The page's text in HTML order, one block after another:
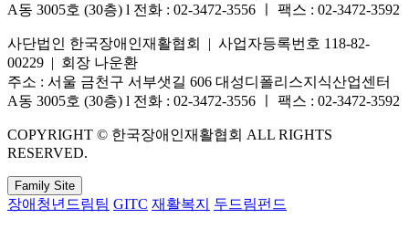
A동 3005호 (30층) l 전화 : 02-3472-3556 ㅣ 팩스 : 02-3472-3592
사단법인 한국장애인재활협회 | 사업자등록번호 118-82-
00229 | 회장 나운환
주소 : 서울 금천구 서부샛길 606 대성디폴리스지식산업센터
A동 3005호 (30층) l 전화 : 02-3472-3556 ㅣ 팩스 : 02-3472-3592
COPYRIGHT © 한국장애인재활협회 ALL RIGHTS
RESERVED.
Family Site
장애청년드림팀 GITC 재활복지 두드림펀드